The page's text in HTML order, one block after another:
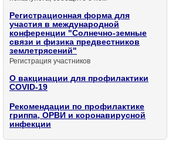
Регистрационная форма для
участия в международной
конференции "Солнечно-земные
связи и физика предвестников
землетрясений"
Регистрация участников
О вакцинации для профилактики
COVID-19
Рекомендации по профилактике
гриппа, ОРВИ и коронавирусной
инфекции